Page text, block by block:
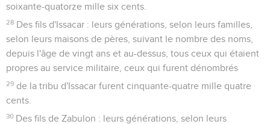
soixante-quatorze mille six cents.
28 Des fils d'Issacar : leurs générations, selon leurs familles,
selon leurs maisons de pères, suivant le nombre des noms,
depuis l'âge de vingt ans et au-dessus, tous ceux qui étaient
propres au service militaire, ceux qui furent dénombrés
29 de la tribu d'Issacar furent cinquante-quatre mille quatre
cents.
30 Des fils de Zabulon : leurs générations, selon leurs